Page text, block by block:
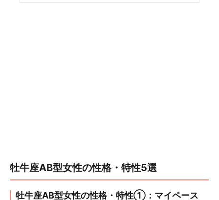
牡牛座AB型女性の性格・特性5選
牡牛座AB型女性の性格・特性①：マイペース